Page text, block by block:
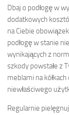
Dbaj o podłogę w
dodatkowych
na Ciebie obowiązek
podłogę w stanie
wynikających z
szkody powstałe z
meblami na
niewłaściwego
Regularnie